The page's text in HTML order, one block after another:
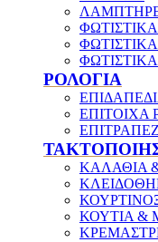
ΡΟΛΟΓΙΑ
ΕΠΙΤΟΙΧΑ
ΚΑΛΑΘΙΑ
ΚΟΥΤΙΑ &